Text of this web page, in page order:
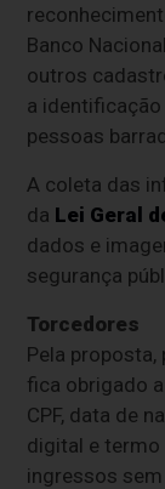
Banco
outros
a
pessoas
A coleta das
da Lei Geral
dados e
segurança
Torcedores
Pela
fica obrigado
CPF, data de
digital e termo
ingressos